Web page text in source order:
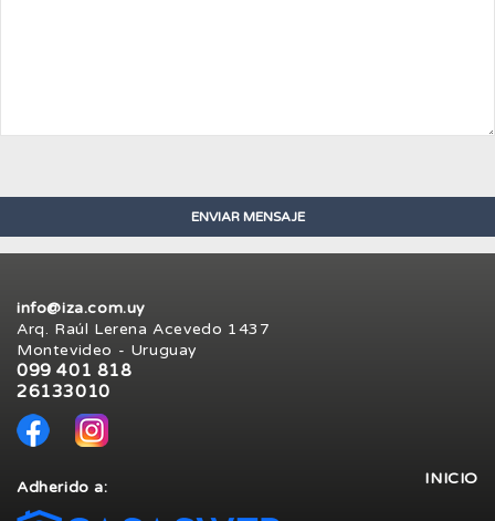
info@iza.com.uy
Arq. Raúl Lerena Acevedo 1437
Montevideo - Uruguay
099 401 818
26133010
INICIO
Adherido a: